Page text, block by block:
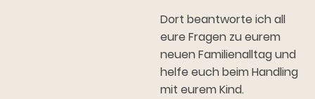
Dort beantworte ich all
eure Fragen zu eurem
neuen Familienalltag und
helfe euch beim Handling
mit eurem Kind.